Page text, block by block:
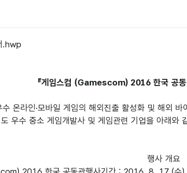
.hwp
『게임스컴 (Gamescom) 2016 한국 공동
온라인·모바일 게임의 해외진출 활성화 및 해외
도 우수 중소 게임개발사 및 게임관련 기업을 아래
행사 개요